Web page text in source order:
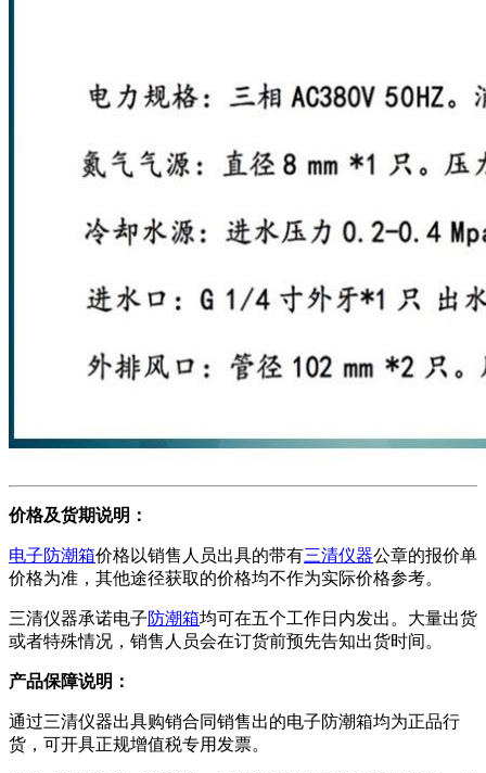
价格及货期说明：
电子防潮箱价格以销售人员出具的带有三清仪器公章的报价单
价格为准，其他途径获取的价格均不作为实际价格参考。
三清仪器承诺电子防潮箱均可在五个工作日内发出。大量出货
或者特殊情况，销售人员会在订货前预先告知出货时间。
产品保障说明：
通过三清仪器出具购销合同销售出的电子防潮箱均为正品行
货，可开具正规增值税专用发票。